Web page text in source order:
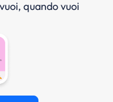
quando vuoi